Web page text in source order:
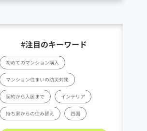
#注目のキーワード
初めてのマンション購入
マンション住まいの防災対策
契約から入居まで インテリア
持ち家からの住み替え 四国